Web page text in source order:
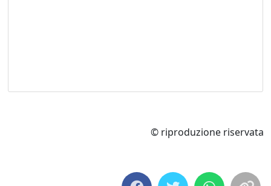
© riproduzione riservata